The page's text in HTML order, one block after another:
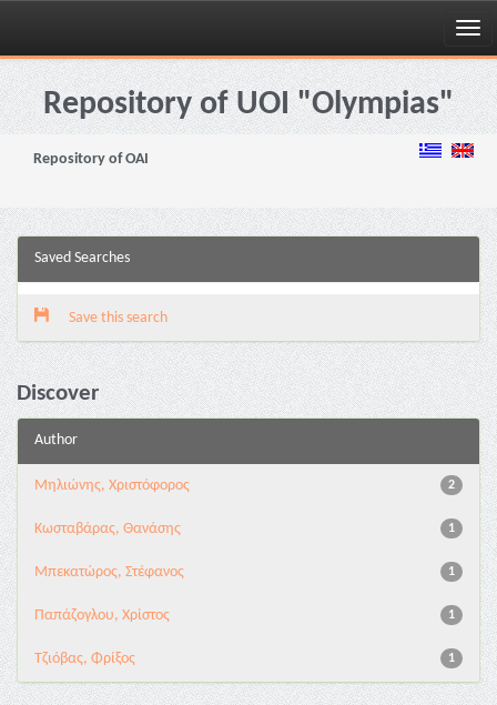
Skip
navigationRepository of UOI "Olympias"
Repository of OAI
Saved Searches
Save this search
Discover
Author
2
Μηλιώνης, Χριστόφορος
1
Κωσταβάρας, Θανάσης
1
Μπεκατώρος, Στέφανος
1
Παπάζογλου, Χρίστος
1
Τζιόβας, Φρίξος